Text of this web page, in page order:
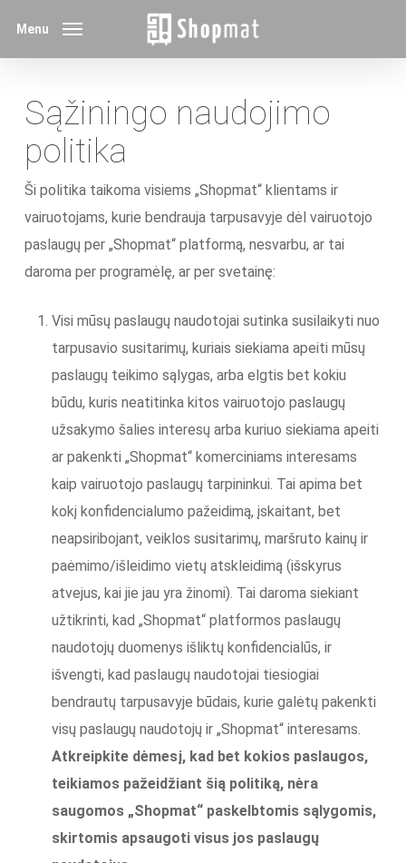
Menu
Sąžiningo naudojimo
politika
Ši politika taikoma visiems „Shopmat“ klientams ir
vairuotojams, kurie bendrauja tarpusavyje dėl vairuotojo
paslaugų per „Shopmat“ platformą, nesvarbu, ar tai
daroma per programėlę, ar per svetainę:
Visi mūsų paslaugų naudotojai sutinka susilaikyti nuo
tarpusavio susitarimų, kuriais siekiama apeiti mūsų
paslaugų teikimo sąlygas, arba elgtis bet kokiu
būdu, kuris neatitinka kitos vairuotojo paslaugų
užsakymo šalies interesų arba kuriuo siekiama apeiti
ar pakenkti „Shopmat“ komerciniams interesams
kaip vairuotojo paslaugų tarpininkui. Tai apima bet
kokį konfidencialumo pažeidimą, įskaitant, bet
neapsiribojant, veiklos susitarimų, maršruto kainų ir
paėmimo/išleidimo vietų atskleidimą (išskyrus
atvejus, kai jie jau yra žinomi). Tai daroma siekiant
užtikrinti, kad „Shopmat“ platformos paslaugų
naudotojų duomenys išliktų konfidencialūs, ir
išvengti, kad paslaugų naudotojai tiesiogiai
bendrautų tarpusavyje būdais, kurie galėtų pakenkti
visų paslaugų naudotojų ir „Shopmat“ interesams.
Atkreipkite dėmesį, kad bet kokios paslaugos,
teikiamos pažeidžiant šią politiką, nėra
saugomos „Shopmat“ paskelbtomis sąlygomis,
skirtomis apsaugoti visus jos paslaugų